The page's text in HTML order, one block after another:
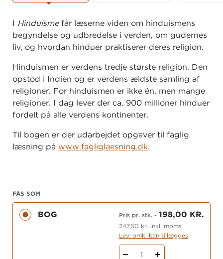
I Hinduisme får læserne viden om hinduismens
begyndelse og udbredelse i verden, om gudernes
liv, og hvordan hinduer praktiserer deres religion.
Hinduismen er verdens tredje største religion. Den
opstod i Indien og er verdens ældste samling af
religioner. For hinduismen er ikke én, men mange
religioner. I dag lever der ca. 900 millioner hinduer
fordelt på alle verdens kontinenter.
Til bogen er der udarbejdet opgaver til faglig
læsning på www.fagliglaesning.dk.
FÅS SOM
BOG Pris pr. stk.- 198,00 KR.
247,50 kr. inkl. moms
Lev. omk. kan tillægges
1